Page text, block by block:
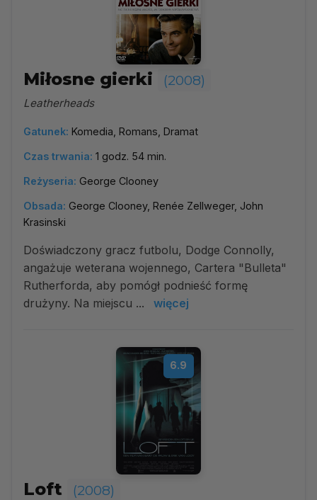
Miłosne gierki (2008)
Leatherheads
Gatunek: Komedia, Romans, Dramat
Czas trwania: 1 godz. 54 min.
Reżyseria: George Clooney
Obsada: George Clooney, Renée Zellweger, John
Krasinski
Doświadczony gracz futbolu, Dodge Connolly,
angażuje weterana wojennego, Cartera "Bulleta"
Rutherforda, aby pomógł podnieść formę
drużyny. Na miejscu ...
więcej
6.9
Loft (2008)